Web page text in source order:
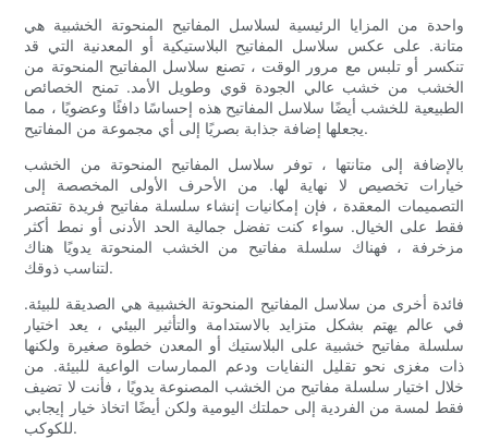
واحدة من المزايا الرئيسية لسلاسل المفاتيح المنحوتة الخشبية هي
متانة. على عكس سلاسل المفاتيح البلاستيكية أو المعدنية التي قد
تنكسر أو تلبس مع مرور الوقت ، تصنع سلاسل المفاتيح المنحوتة من
الخشب من خشب عالي الجودة قوي وطويل الأمد. تمنح الخصائص
الطبيعية للخشب أيضًا سلاسل المفاتيح هذه إحساسًا دافئًا وعضويًا ، مما
يجعلها إضافة جذابة بصريًا إلى أي مجموعة من المفاتيح.
بالإضافة إلى متانتها ، توفر سلاسل المفاتيح المنحوتة من الخشب
خيارات تخصيص لا نهاية لها. من الأحرف الأولى المخصصة إلى
التصميمات المعقدة ، فإن إمكانيات إنشاء سلسلة مفاتيح فريدة تقتصر
فقط على الخيال. سواء كنت تفضل جمالية الحد الأدنى أو نمط أكثر
مزخرفة ، فهناك سلسلة مفاتيح من الخشب المنحوتة يدويًا هناك
لتناسب ذوقك.
فائدة أخرى من سلاسل المفاتيح المنحوتة الخشبية هي الصديقة للبيئة.
في عالم يهتم بشكل متزايد بالاستدامة والتأثير البيئي ، يعد اختيار
سلسلة مفاتيح خشبية على البلاستيك أو المعدن خطوة صغيرة ولكنها
ذات مغزى نحو تقليل النفايات ودعم الممارسات الواعية للبيئة. من
خلال اختيار سلسلة مفاتيح من الخشب المصنوعة يدويًا ، فأنت لا تضيف
فقط لمسة من الفردية إلى حملتك اليومية ولكن أيضًا اتخاذ خيار إيجابي
للكوكب.